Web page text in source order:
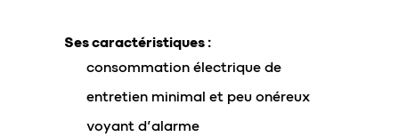
Ses caractéristiques :
consommation électrique de
entretien minimal et peu onéreux
voyant d’alarme